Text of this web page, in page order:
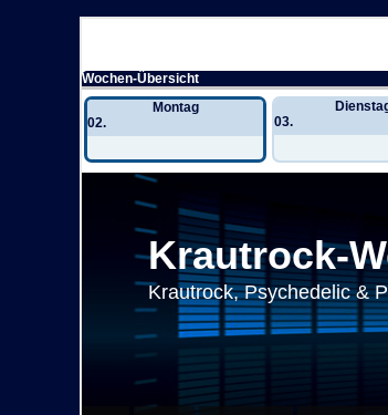
Wochen-Übersicht
Montag
02.
03.
Krautrock-
Krautrock, Psychedelic &